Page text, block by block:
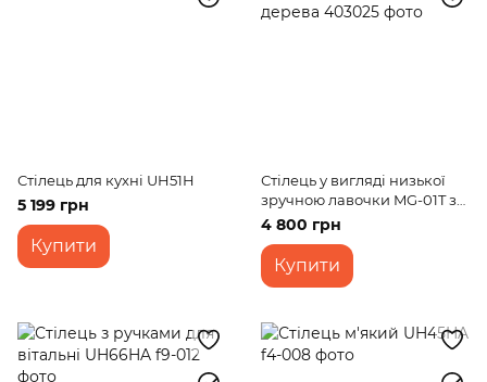
Стілець для кухні UH51H
5 199 грн
Купити
Стілець у вигляді низької
зручною лавочки MG-01T з
натурального дерева
4 800 грн
Купити